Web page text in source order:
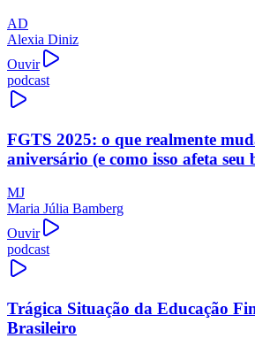
AD
Alexia Diniz
Ouvir
podcast
FGTS 2025: o que realmente
aniversário (e como isso afeta seu
MJ
Maria Júlia Bamberg
Ouvir
podcast
Trágica Situação da Educação
Brasileiro